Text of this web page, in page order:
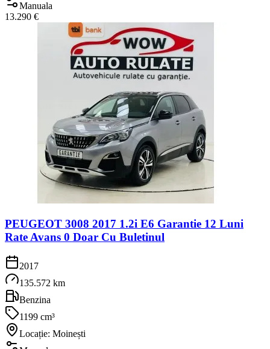
Manuala
13.290 €
PEUGEOT 3008 2017 1.2i E6 Garantie 12 Luni
Rate Avans 0 Doar Cu Buletinul
2017
135.572 km
Benzina
1199 cm³
Locație: Moinești